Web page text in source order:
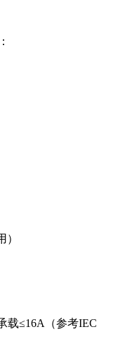
载≤16A（参考IEC